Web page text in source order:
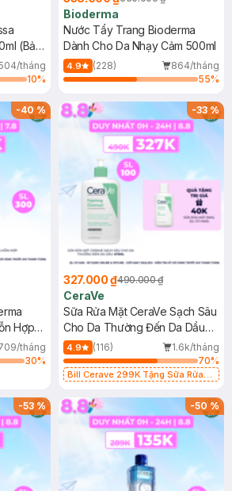
(Bản
tháng
10%
Bioderma
Nước Tẩy Trang Bioderma
Dành Cho Da Nhạy Cảm 500ml
4.9 (228)
864/tháng
55%
-40%
Hợp
tháng
30%
-33%
327.000 ₫490.000 ₫
CeraVe
Sữa Rửa Mặt CeraVe Sạch Sâu
Cho Da Thường Đến Da Dầu
473ml
4.9 (116)
1.6k/tháng
70%
Bill Cerave 299K Tặng Sữa Rửa
-53% -50%